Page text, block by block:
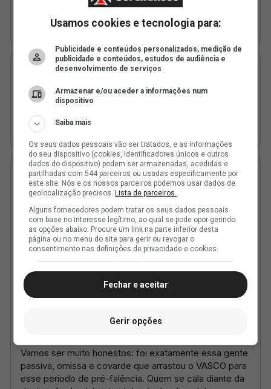
Usamos cookies e tecnologia para:
Publicidade e conteúdos personalizados, medição de
publicidade e conteúdos, estudos de audiência e
desenvolvimento de serviços
Armazenar e/ou aceder a informações num
dispositivo
Saiba mais
Os seus dados pessoais vão ser tratados, e as informações
do seu dispositivo (cookies, identificadores únicos e outros
dados do dispositivo) podem ser armazenadas, acedidas e
partilhadas com 544 parceiros ou usadas especificamente por
este site. Nós e os nossos parceiros podemos usar dados de
geolocalização precisos.Lista de parceiros.
Alguns fornecedores podem tratar os seus dados pessoais
com base no interesse legítimo, ao qual se pode opor gerindo
as opções abaixo. Procure um link na parte inferior desta
página ou no menu do site para gerir ou revogar o
consentimento nas definições de privacidade e cookies.
Fechar e aceitar
Gerir opções